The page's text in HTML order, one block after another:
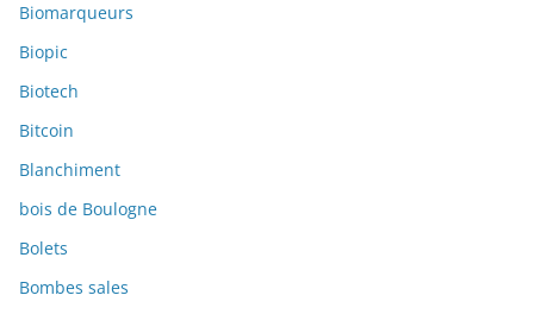
Biomarqueurs
Biopic
Biotech
Bitcoin
Blanchiment
bois de Boulogne
Bolets
Bombes sales